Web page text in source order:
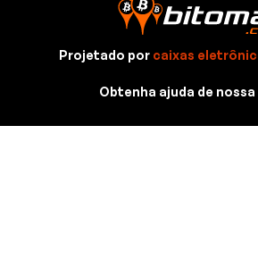
Projetado por caixas
Obtenha ajuda de nossa